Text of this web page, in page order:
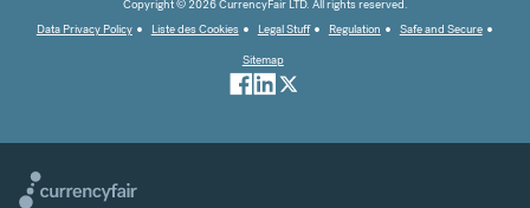
Copyright © 2026 CurrencyFair LTD. All rights reserved.
Data Privacy Policy
Liste des Cookies Legal Stuff Regulation
Safe and Secure
Sitemap